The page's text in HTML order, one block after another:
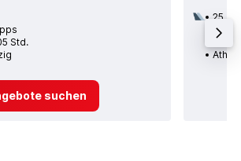
Std.
suchen
25.08.
1